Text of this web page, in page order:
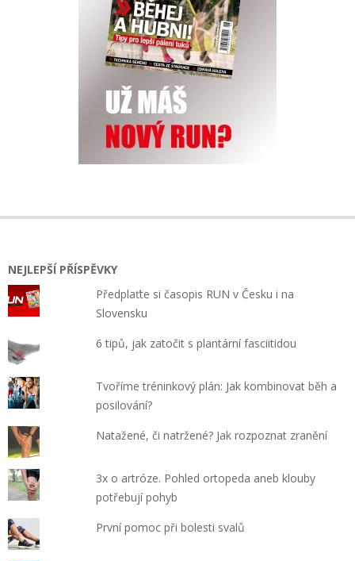
NEJLEPŠÍ PŘÍSPĚVKY
Předplaťte si časopis RUN v Česku i na
Slovensku
6 tipů, jak zatočit s plantární fasciitidou
Tvoříme tréninkový plán: Jak kombinovat běh a
posilování?
Natažené, či natržené? Jak rozpoznat zranění
3x o artróze. Pohled ortopeda aneb klouby
potřebují pohyb
První pomoc při bolesti svalů